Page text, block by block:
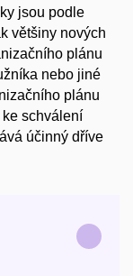
jsou podle
většiny nových
plánu
nebo jiné
plánu
schválení
účinný dříve